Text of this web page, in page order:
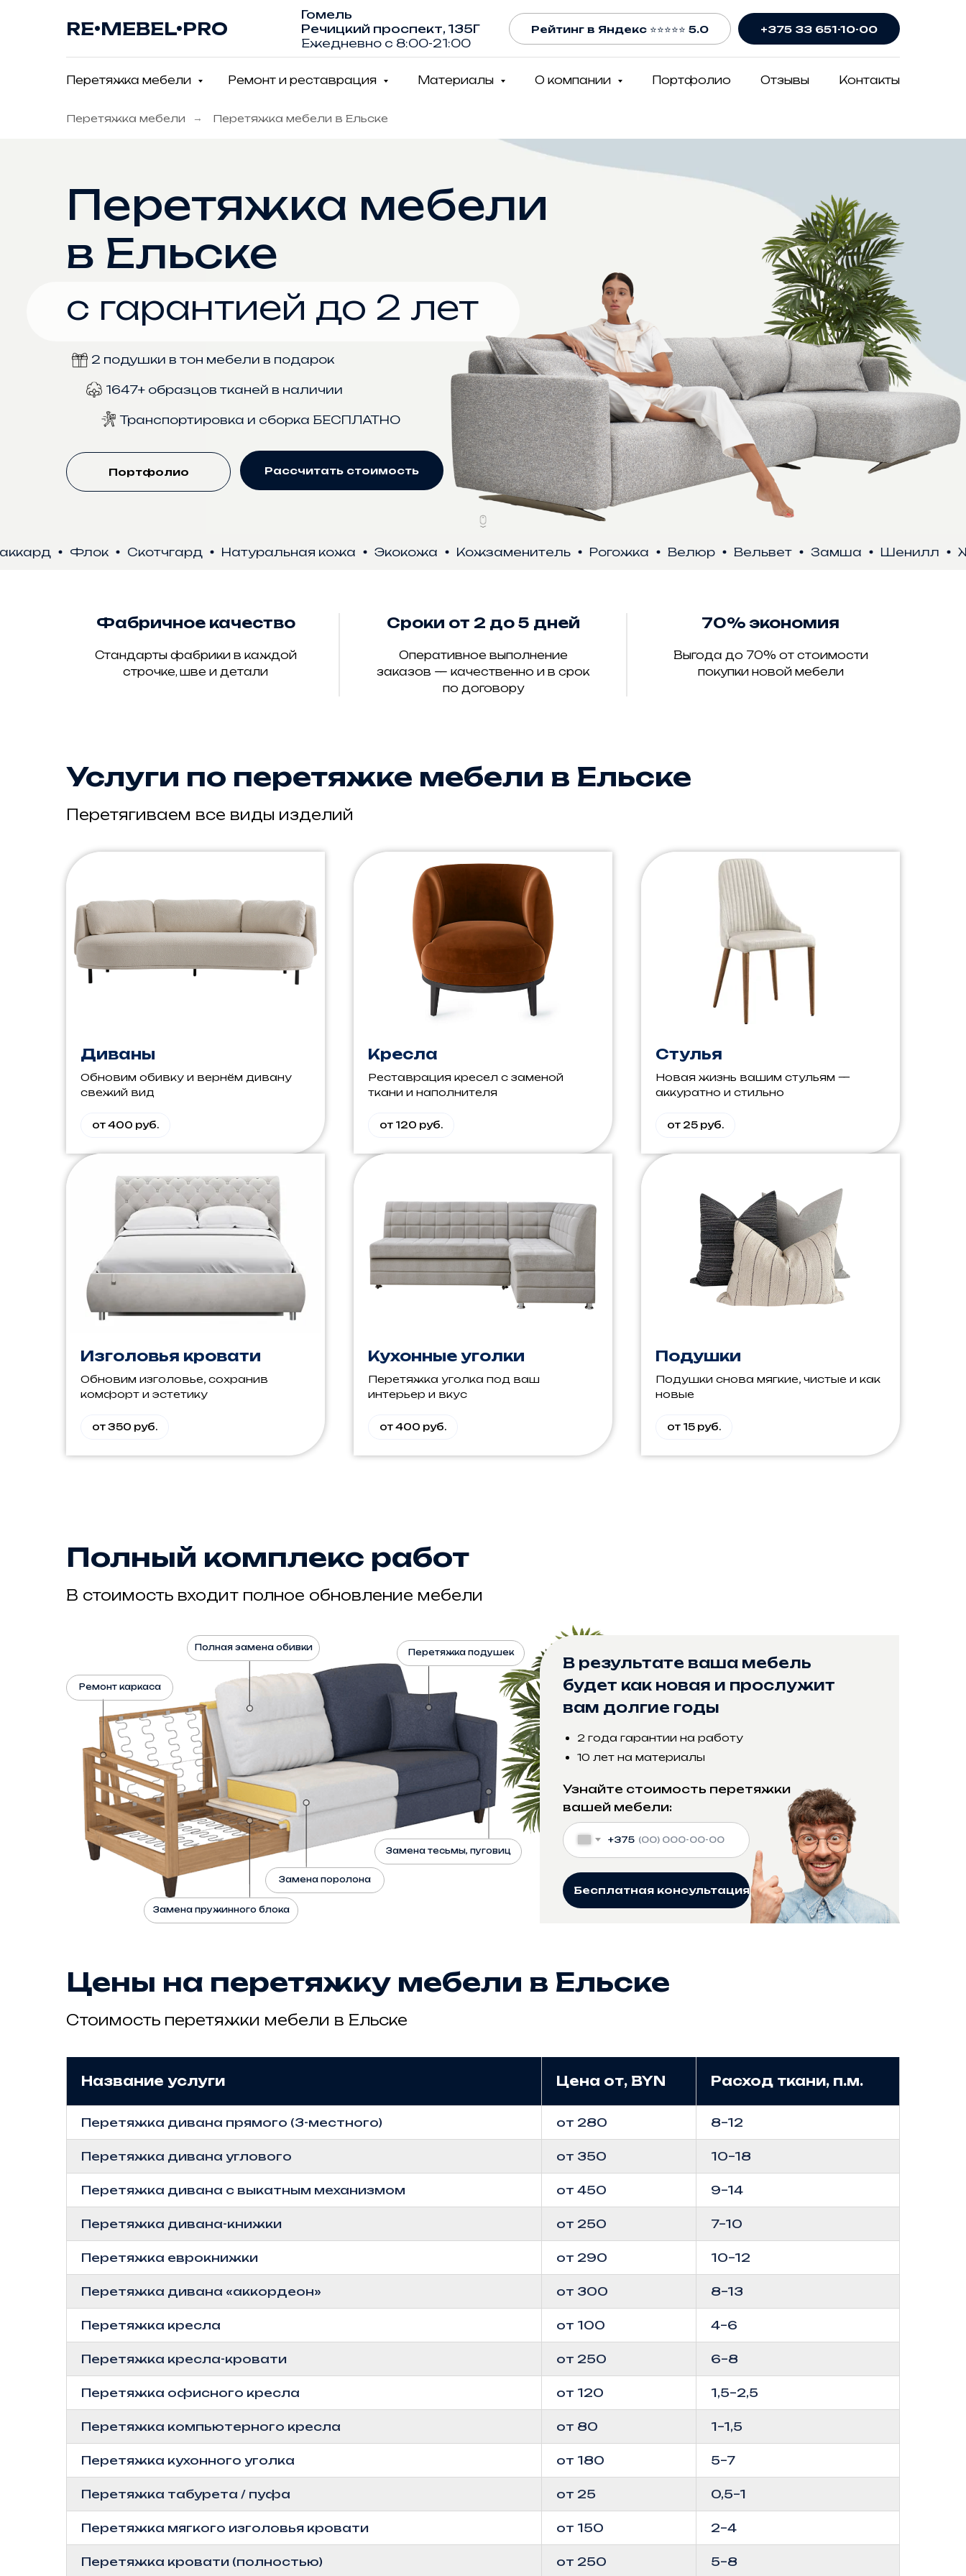
RE•MEBEL•PRO
Гомель
Речицкий проспект, 135Г
Ежедневно с 8:00-21:00
Рейтинг в Яндекс ⭐⭐⭐⭐⭐ 5.0 +375 33 651-10-00
Перетяжка мебели Ремонт и реставрация Материалы О компании Портфолио Отзывы Контакты
Перетяжка мебели → Перетяжка мебели в Ельске
с гарантией до 2 лет
Перетяжка мебели
в Ельске
Транспортировка и сборка БЕСПЛАТНО
1647+ образцов тканей в наличии
2 подушки в тон мебели в подарок
Рассчитать стоимость
Портфолио
Флок Скотчгард Натуральная кожа Экокожа Кожзаменитель Рогожка Велюр Вельвет Замша Шенилл
Фабричное качество
Стандарты фабрики в каждой
строчке, шве и детали
Сроки от 2 до 5 дней
Оперативное выполнение
заказов — качественно и в срок
по договору
70% экономия
Выгода до 70% от стоимости
покупки новой мебели
Услуги по перетяжке мебели в Ельске
Перетягиваем все виды изделий
Диваны
Обновим обивку и вернём дивану
свежий вид
от 400 руб.
Кресла
Реставрация кресел с заменой
ткани и наполнителя
от 120 руб.
Стулья
Новая жизнь вашим стульям —
аккуратно и стильно
от 25 руб.
Изголовья кровати
Обновим изголовье, сохранив
комфорт и эстетику
от 350 руб.
Кухонные уголки
Перетяжка уголка под ваш
интерьер и вкус
от 400 руб.
Подушки
Подушки снова мягкие, чистые и как
новые
от 15 руб.
Полный комплекс работ
В стоимость входит полное обновление мебели
В результате ваша мебель
будет как новая и прослужит
вам долгие годы
10 лет на материалы
2 года гарантии на работу
Узнайте стоимость перетяжки
вашей мебели:
+375
Бесплатная консультация
Перетяжка подушек
Полная замена обивки
Замена тесьмы, пуговиц
Замена поролона
Замена пружинного блока
Ремонт каркаса
Цены на перетяжку мебели в Ельске
Стоимость перетяжки мебели в Ельске
Название услуги Цена от, BYN Расход ткани, п.м.
Перетяжка дивана прямого (3-местного) от 280 8–12
Перетяжка дивана углового от 350 10–18
Перетяжка дивана с выкатным механизмом от 450 9–14
Перетяжка дивана-книжки от 250 7–10
Перетяжка еврокнижки от 290 10–12
Перетяжка дивана «аккордеон» от 300 8–13
Перетяжка кресла от 100 4–6
Перетяжка кресла-кровати от 250 6–8
Перетяжка офисного кресла от 120 1,5–2,5
Перетяжка компьютерного кресла от 80 1–1,5
Перетяжка кухонного уголка от 180 5–7
Перетяжка табурета / пуфа от 25 0,5–1
Перетяжка мягкого изголовья кровати от 150 2–4
Перетяжка кровати (полностью) от 250 5–8